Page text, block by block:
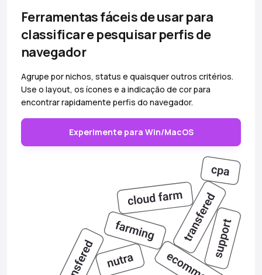
Ferramentas fáceis de usar para
classificar e pesquisar perfis de
navegador
Agrupe por nichos, status e quaisquer outros critérios.
Use o layout, os ícones e a indicação de cor para
encontrar rapidamente perfis do navegador.
Experimente para Win/MacOS